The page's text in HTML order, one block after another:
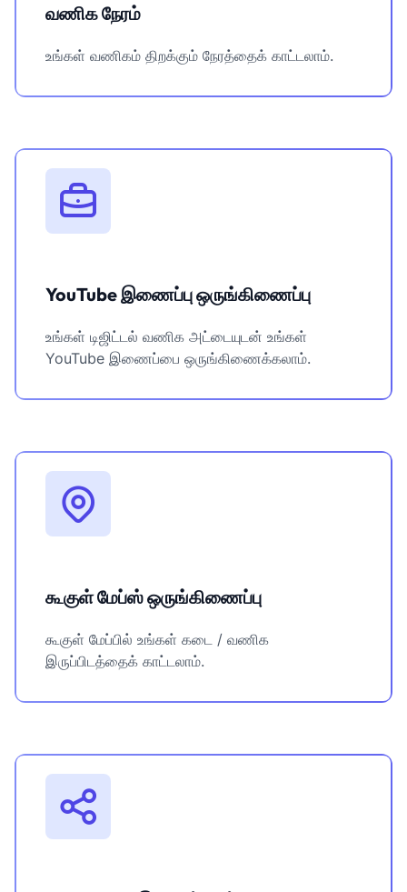
வணிக நேரம்
உங்கள் வணிகம் திறக்கும் நேரத்தைக் காட்டலாம்.
YouTube இணைப்பு ஒருங்கிணைப்பு
உங்கள் டிஜிட்டல் வணிக அட்டையுடன் உங்கள்
YouTube இணைப்பை ஒருங்கிணைக்கலாம்.
கூகுள் மேப்ஸ் ஒருங்கிணைப்பு
கூகுள் மேப்பில் உங்கள் கடை / வணிக
இருப்பிடத்தைக் காட்டலாம்.